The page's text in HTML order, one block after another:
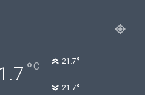
°C 21.7°
21.7°